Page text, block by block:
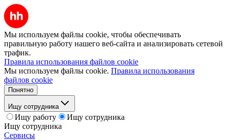
Мы используем файлы cookie, чтобы обеспечивать
правильную работу нашего веб-сайта и анализировать сетевой
трафик.
Правила использования файлов cookie
Мы используем файлы cookie. Правила использования
файлов cookie
Понятно
Ищу сотрудника
Ищу работу
Ищу сотрудника
Ищу сотрудника
Сервисы